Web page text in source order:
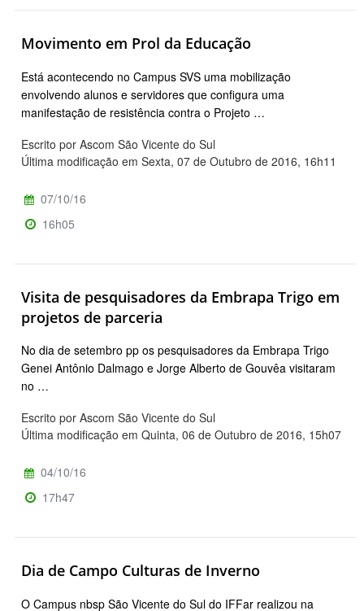
Movimento em Prol da Educação
Está acontecendo no Campus SVS uma mobilização
envolvendo alunos e servidores que configura uma
manifestação de resistência contra o Projeto …
Escrito por Ascom São Vicente do Sul
Última modificação em Sexta, 07 de Outubro de 2016, 16h11
07/10/16
16h05
Visita de pesquisadores da Embrapa Trigo em
projetos de parceria
No dia de setembro pp os pesquisadores da Embrapa Trigo
Genei Antônio Dalmago e Jorge Alberto de Gouvêa visitaram
no …
Escrito por Ascom São Vicente do Sul
Última modificação em Quinta, 06 de Outubro de 2016, 15h07
04/10/16
17h47
Dia de Campo Culturas de Inverno
O Campus nbsp São Vicente do Sul do IFFar realizou na